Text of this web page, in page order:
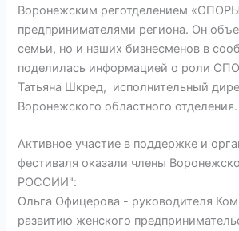
Воронежским реготделением
предпринимателями региона. Он
семьи, но и наших бизнесменов в
поделилась информацией о роли
Татьяна Шкред, исполнительный
Воронежского областного отделения.
Активное участие в поддержке и
фестиваля оказали члены
РОССИИ":
Ольга Офицерова - руководителя
развитию женского